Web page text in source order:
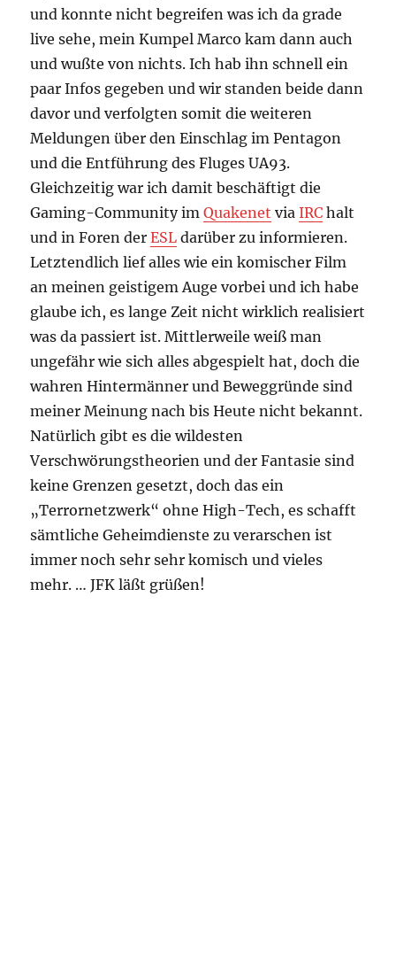
und konnte nicht begreifen was ich da grade
live sehe, mein Kumpel Marco kam dann auch
und wußte von nichts. Ich hab ihn schnell ein
paar Infos gegeben und wir standen beide dann
davor und verfolgten somit die weiteren
Meldungen über den Einschlag im Pentagon
und die Entführung des Fluges UA93.
Gleichzeitig war ich damit beschäftigt die
Gaming-Community imQuakenet viaIRC halt
und in Foren derESL darüber zu informieren.
Letztendlich lief alles wie ein komischer Film
an meinen geistigem Auge vorbei und ich habe
glaube ich, es lange Zeit nicht wirklich realisiert
was da passiert ist. Mittlerweile weiß man
ungefähr wie sich alles abgespielt hat, doch die
wahren Hintermänner und Beweggründe sind
meiner Meinung nach bis Heute nicht bekannt.
Natürlich gibt es die wildesten
Verschwörungstheorien und der Fantasie sind
keine Grenzen gesetzt, doch das ein
„Terrornetzwerk“ ohne High-Tech, es schafft
sämtliche Geheimdienste zu verarschen ist
immer noch sehr sehr komisch und vieles
mehr. … JFK läßt grüßen!